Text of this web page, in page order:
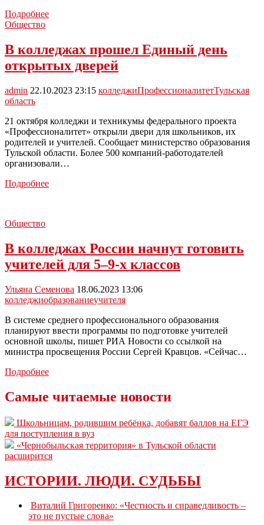
ПодробнееВ
рынок
труда
около
выпускников
вузов
и
колледжей
Общество
В колледжах прошел Единый день
открытых дверей
admin 22.10.2023 23:15 колледжиПрофессионалитетТульская
область
21 октября колледжи и техникумы федерального проекта
«Профессионалитет» открыли двери для школьников, их
родителей и учителей. Сообщает министерство образования
Тульской области. Более 500 компаний-работодателей
организовали…
ПодробнееВ
дверей
Общество
В колледжах России начнут готовить
учителей для 5–9-х классов
Ульяна Семенова 18.06.2023 13:06
колледжиобразованиеучителя
В системе среднего профессионального образования
планируют ввести программы по подготовке учителей
основной школы, пишет РИА Новости со ссылкой на
министра просвещения России Сергей Кравцов. «Сейчас…
ПодробнееВ
начнут
учителей
для
5–
9-
классов
Самые читаемые новости
Школьницам, родившим ребёнка, добавят баллов на ЕГЭ
для поступления в вуз
«Чернобыльская территория» в Тульской области
расширится
ИСТОРИИ. ЛЮДИ. СУДЬБЫ
Виталий Григоренко: «Честность и справедливость –
это не пустые слова»